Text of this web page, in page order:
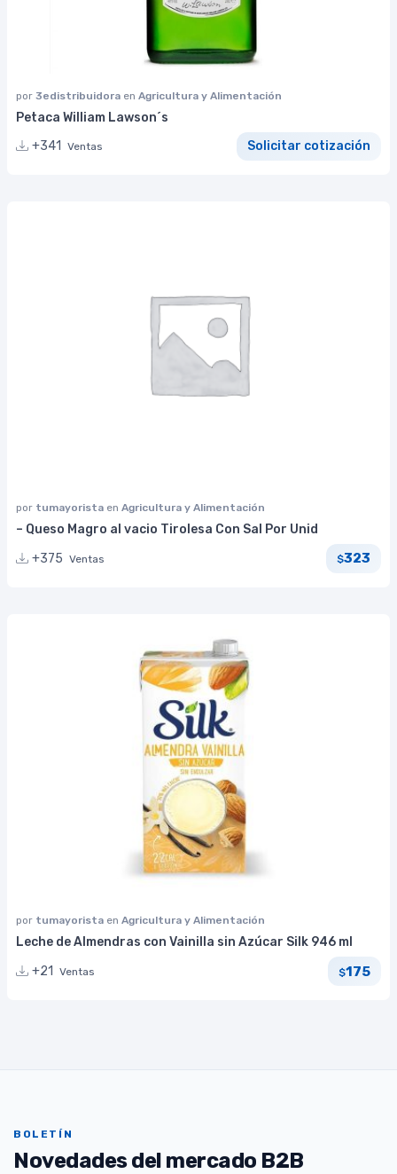
por 3edistribuidora en Agricultura y Alimentación
Petaca William Lawson´s
+341
Ventas Solicitar cotización
por tumayorista en Agricultura y Alimentación
– Queso Magro al vacio Tirolesa Con Sal Por Unid
+375 Ventas $323
por tumayorista en Agricultura y Alimentación
Leche de Almendras con Vainilla sin Azúcar Silk 946 ml
+21
Ventas $175
BOLETÍN
Novedades del mercado B2B